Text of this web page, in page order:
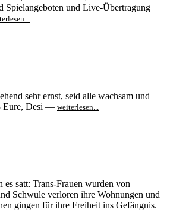
Spielangeboten und Live-Übertragung
sehr ernst, seid alle wachsam und
Eure, Desi — weiterlesen...
es satt: Trans-Frauen wurden von
Schwule verloren ihre Wohnungen und
gingen für ihre Freiheit ins Gefängnis.